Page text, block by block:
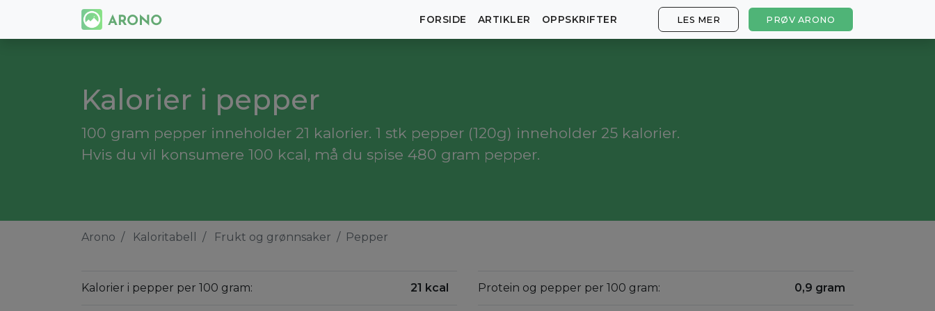
FORSIDE ARTIKLER OPPSKRIFTER LES MER PRØV ARONO
Kalorier i pepper
100 gram pepper inneholder 21 kalorier. 1 stk pepper (120g) inneholder 25 kalorier.
Hvis du vil konsumere 100 kcal, må du spise 480 gram pepper.
Arono Kaloritabell Frukt og grønnsaker Pepper
Kalorier i pepper per 100 gram: 21 kcal Protein og pepper per 100 gram: 0,9 gram